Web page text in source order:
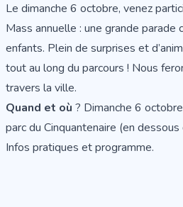
Le dimanche 6 octobre, venez
Mass annuelle : une grande
enfants. Plein de surprises et
tout au long du parcours ! Nous
travers la ville.
Quand et où ? Dimanche 6
parc du Cinquantenaire (en
Infos pratiques et programme.